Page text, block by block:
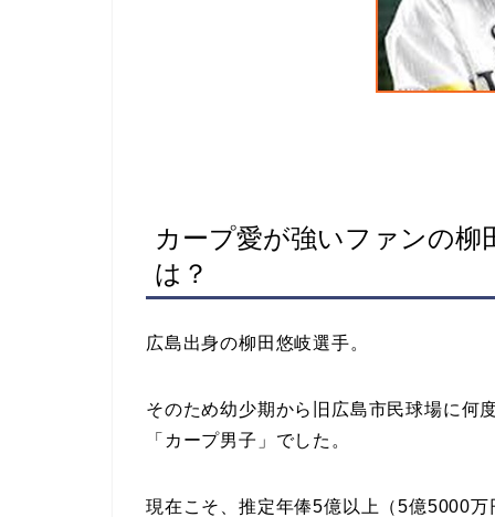
カープ愛が強いファンの柳
は？
広島出身の柳田悠岐選手。
そのため幼少期から旧広島市民球場に何
「カープ男子」でした。
現在こそ、推定年俸5億以上（5億5000